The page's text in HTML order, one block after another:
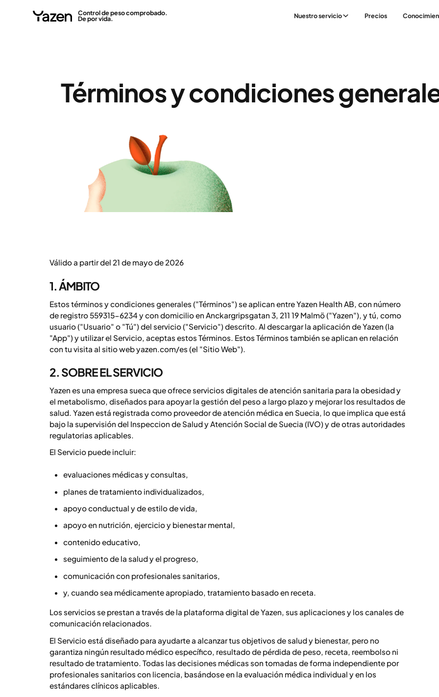
Control de peso comprobado.
De por vida. Nuestro servicio Precios
Términos y condiciones
Válido a partir del 21 de mayo de 2026
1. ÁMBITO
Estos términos y condiciones generales ("Términos") se aplican entre Yazen Health AB, con número
de registro 559315-6234 y con domicilio en Anckargripsgatan 3, 211 19 Malmö ("Yazen"), y tú, como
usuario ("Usuario" o "Tú") del servicio ("Servicio") descrito. Al descargar la aplicación de Yazen (la
"App") y utilizar el Servicio, aceptas estos Términos. Estos Términos también se aplican en relación
con tu visita al sitio web yazen.com/es (el "Sitio Web").
2. SOBRE EL SERVICIO
Yazen es una empresa sueca que ofrece servicios digitales de atención sanitaria para la obesidad y
el metabolismo, diseñados para apoyar la gestión del peso a largo plazo y mejorar los resultados de
salud. Yazen está registrada como proveedor de atención médica en Suecia, lo que implica que está
bajo la supervisión del Inspeccion de Salud y Atención Social de Suecia (IVO) y de otras autoridades
regulatorias aplicables.
El Servicio puede incluir:
evaluaciones médicas y consultas,
planes de tratamiento individualizados,
apoyo conductual y de estilo de vida,
apoyo en nutrición, ejercicio y bienestar mental,
contenido educativo,
seguimiento de la salud y el progreso,
comunicación con profesionales sanitarios,
y, cuando sea médicamente apropiado, tratamiento basado en receta.
Los servicios se prestan a través de la plataforma digital de Yazen, sus aplicaciones y los canales de
comunicación relacionados.
El Servicio está diseñado para ayudarte a alcanzar tus objetivos de salud y bienestar, pero no
garantiza ningún resultado médico específico, resultado de pérdida de peso, receta, reembolso ni
resultado de tratamiento. Todas las decisiones médicas son tomadas de forma independiente por
profesionales sanitarios con licencia, basándose en la evaluación médica individual y en los
estándares clínicos aplicables.